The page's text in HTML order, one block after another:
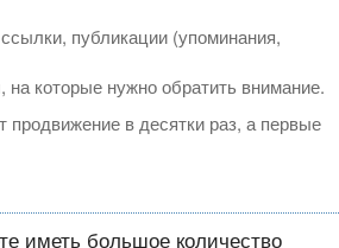
публикации (упоминания,
которые нужно обратить внимание.
продвижение в десятки раз, а первые
иметь большое количество